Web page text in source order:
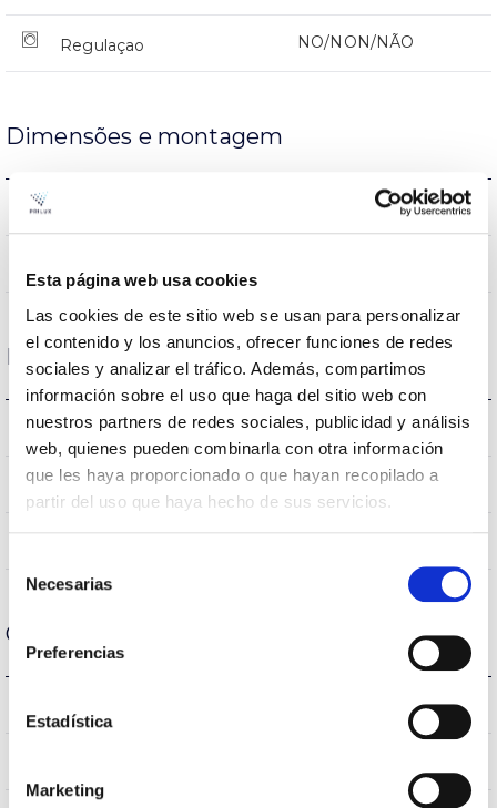
Esta página web usa cookies
Las cookies de este sitio web se usan para personalizar
el contenido y los anuncios, ofrecer funciones de redes
sociales y analizar el tráfico. Además, compartimos
información sobre el uso que haga del sitio web con
nuestros partners de redes sociales, publicidad y análisis
web, quienes pueden combinarla con otra información
que les haya proporcionado o que hayan recopilado a
partir del uso que haya hecho de sus servicios.
Necesarias
Preferencias
Estadística
Marketing
Regulaçao NO/NON/NÃO
Dimensões e montagem
Dados ópticos
Temperatura de cor 3.000K
CRI Índice de repr. cromática >80
Carcaça e Acabamento
{0}